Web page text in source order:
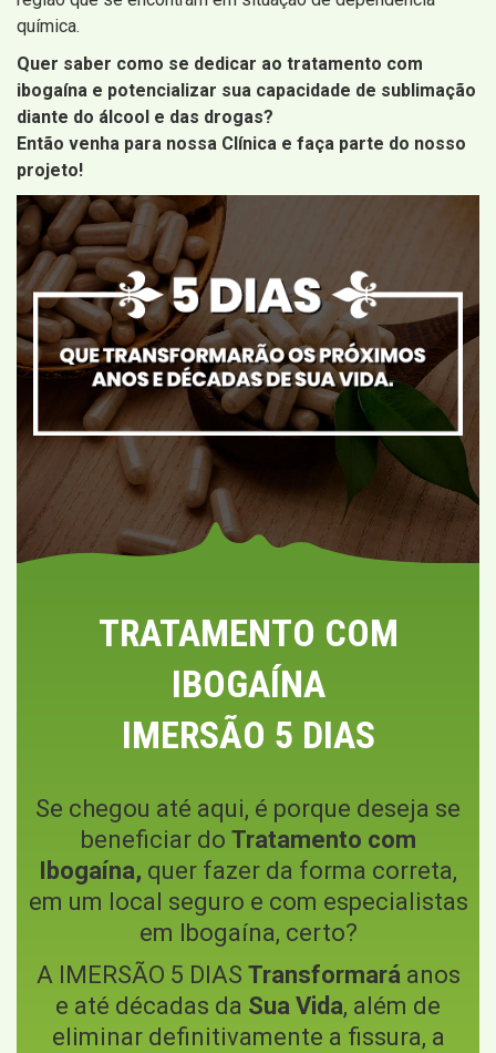
química.
Quer saber como se dedicar ao tratamento com
ibogaína e potencializar sua capacidade de sublimação
diante do álcool e das drogas?
Então venha para nossa Clínica e faça parte do nosso
projeto!
TRATAMENTO COM
IBOGAÍNA
IMERSÃO 5 DIAS
Se chegou até aqui, é porque deseja se
beneficiar do Tratamento com
Ibogaína, quer fazer da forma correta,
em um local seguro e com especialistas
em Ibogaína, certo?
A IMERSÃO 5 DIAS Transformaráanos
e até décadas da Sua Vida, além de
eliminar definitivamente a fissura, a